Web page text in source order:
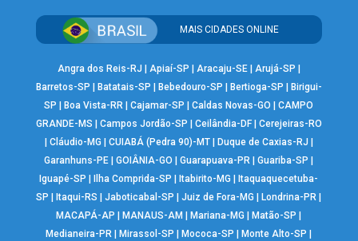
MAIS CIDADES ONLINE
Angra dos Reis-RJ | Apiaí-SP | Aracaju-SE| Arujá-SP |
Barretos-SP | Batatais-SP | Bebedouro-SP | Bertioga-SP | Birigui-
SP |Boa Vista-RR |Cajamar-SP |Caldas Novas-GO |CAMPO
GRANDE-MS | Campos Jordão-SP | Ceilândia-DF| Cerejeiras-RO
| Cláudio-MG | CUIABÁ (Pedra 90)-MT| Duque de Caxias-RJ |
Garanhuns-PE |GOIÂNIA-GO |Guarapuava-PR |Guariba-SP |
Iguapé-SP |Ilha Comprida-SP |Itabirito-MG |Itaquaquecetuba-
SP |Itaqui-RS |Jaboticabal-SP |Juiz de Fora-MG |Londrina-PR |
MACAPÁ-AP |MANAUS-AM |Mariana-MG |Matão-SP |
Medianeira-PR |Mirassol-SP |Mococa-SP |Monte Alto-SP |